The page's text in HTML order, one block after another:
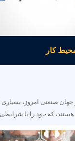
کار
صنعتی امروز، بسیاری از
که خود را با شرایطی